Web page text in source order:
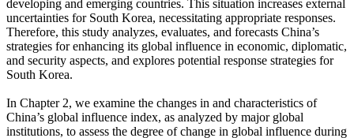
developing and emerging countries. This situation increases external
uncertainties for South Korea, necessitating appropriate responses.
Therefore, this study analyzes, evaluates, and forecasts China’s
strategies for enhancing its global influence in economic, diplomatic,
and security aspects, and explores potential response strategies for
South Korea.
In Chapter 2, we examine the changes in and characteristics of
China’s global influence index, as analyzed by major global
institutions, to assess the degree of change in global influence during